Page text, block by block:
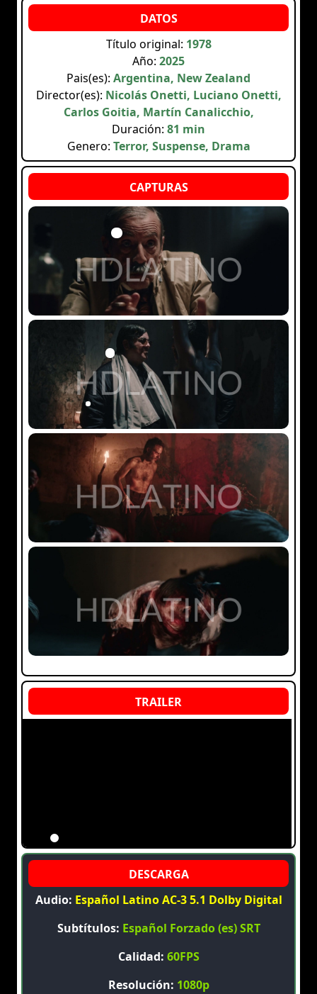
Título original: 1978
Año: 2025
Pais(es): Argentina, New Zealand
Director(es): Nicolás Onetti, Luciano Onetti,
Carlos Goitia, Martín Canalicchio,
Duración: 81 min
Genero: Terror, Suspense, Drama
Audio: Español Latino AC-3 5.1 Dolby Digital
Subtítulos: Español Forzado (es) SRT
Calidad: 60FPS
Resolución: 1080p